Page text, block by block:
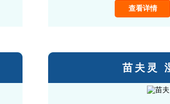
查看详情
苗夫灵